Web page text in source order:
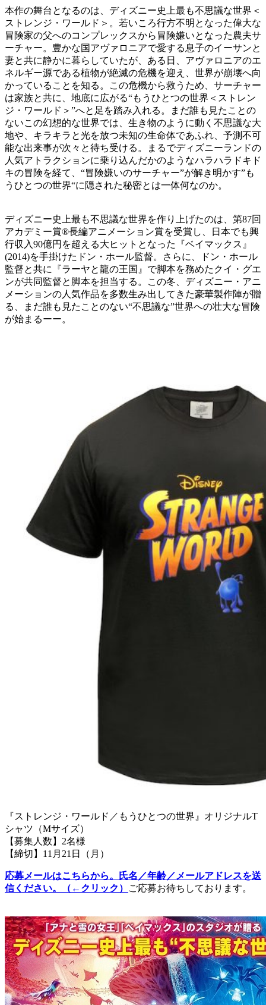
本作の舞台となるのは、ディズニー史上最も不思議な世界＜
ストレンジ・ワールド＞。若いころ行方不明となった偉大な
冒険家の父へのコンプレックスから冒険嫌いとなった農夫サ
ーチャー。豊かな国アヴァロニアで愛する息子のイーサンと
妻と共に静かに暮らしていたが、ある日、アヴァロニアのエ
ネルギー源である植物が絶滅の危機を迎え、世界が崩壊へ向
かっていることを知る。この危機から救うため、サーチャー
は家族と共に、地底に広がる“もうひとつの世界＜ストレン
ジ・ワールド＞”へと足を踏み入れる。まだ誰も見たことの
ないこの幻想的な世界では、生き物のように動く不思議な大
地や、キラキラと光を放つ未知の生命体であふれ、予測不可
能な出来事が次々と待ち受ける。まるでディズニーランドの
人気アトラクションに乗り込んだかのようなハラハラドキド
キの冒険を経て、“冒険嫌いのサーチャー”が解き明かす”も
うひとつの世界“に隠された秘密とは一体何なのか。
ディズニー史上最も不思議な世界を作り上げたのは、第87回
アカデミー賞®長編アニメーション賞を受賞し、日本でも興
行収入90億円を超える大ヒットとなった『ベイマックス』
(2014)を手掛けたドン・ホール監督。さらに、ドン・ホール
監督と共に『ラーヤと龍の王国』で脚本を務めたクイ・グエ
ンが共同監督と脚本を担当する。この冬、ディズニー・アニ
メーションの人気作品を多数生み出してきた豪華製作陣が贈
る、まだ誰も見たことのない“不思議な”世界への壮大な冒険
が始まるーー。
『ストレンジ・ワールド／もうひとつの世界』オリジナルT
シャツ（Mサイズ）
【募集人数】2名様
【締切】11月21日（月）
応募メールはこちらから。氏名／年齢／メールアドレスを送
信ください。（←クリック）
ご応募お待ちしております。